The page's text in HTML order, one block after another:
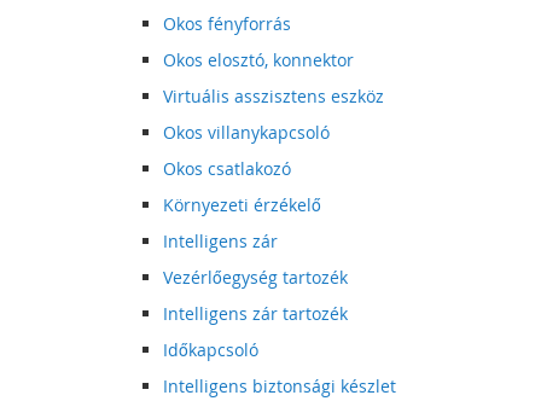
Okos fényforrás
Okos elosztó, konnektor
Virtuális asszisztens eszköz
Okos villanykapcsoló
Okos csatlakozó
Környezeti érzékelő
Intelligens zár
Vezérlőegység tartozék
Intelligens zár tartozék
Időkapcsoló
Intelligens biztonsági készlet